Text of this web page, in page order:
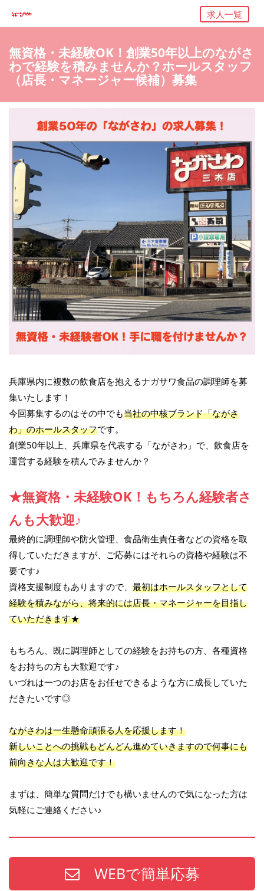
求人一覧
無資格・未経験OK！創業50年以上のながさ
わで経験を積みませんか？ホールスタッフ
（店長・マネージャー候補）募集
兵庫県内に複数の飲食店を抱えるナガサワ食品の調理師を募
集いたします！
今回募集するのはその中でも当社の中核ブランド「ながさ
わ」のホールスタッフです。
創業50年以上、兵庫県を代表する「ながさわ」で、飲食店を
運営する経験を積んでみませんか？
★無資格・未経験OK！もちろん経験者さ
んも大歓迎♪
最終的に調理師や防火管理、食品衛生責任者などの資格を取
得していただきますが、ご応募にはそれらの資格や経験は不
要です♪
資格支援制度もありますので、 最初はホールスタッフとして
経験を積みながら、将来的には店長・マネージャーを目指し
ていただきます★
もちろん、既に調理師としての経験をお持ちの方、各種資格
をお持ちの方も大歓迎です♪
いづれは一つのお店をお任せできるような方に成長していた
だきたいです◎
ながさわは一生懸命頑張る人を応援します！
新しいことへの挑戦もどんどん進めていきますので何事にも
前向きな人は大歓迎です！
まずは、簡単な質問だけでも構いませんので気になった方は
気軽にご連絡ください♪
WEBで簡単応募